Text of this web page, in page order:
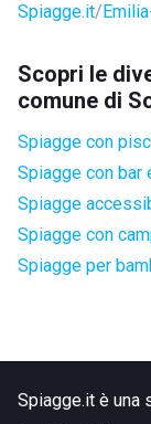
Spiagge.it
Scopri le
comune di
Spiagge con
Spiagge con bar
Spiagge
Spiagge con
Spiagge per
Spiagge.it è una